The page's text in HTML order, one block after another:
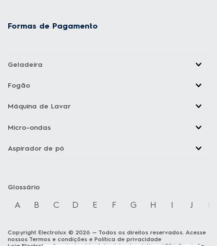
Formas de Pagamento
Geladeira
Fogão
Máquina de Lavar
Micro-ondas
Aspirador de pó
Glossário
A B C D E F G H I J K
Copyright Electrolux © 2026 — Todos os direitos reservados. Acesse
nossos Termos e condições e Política de privacidade